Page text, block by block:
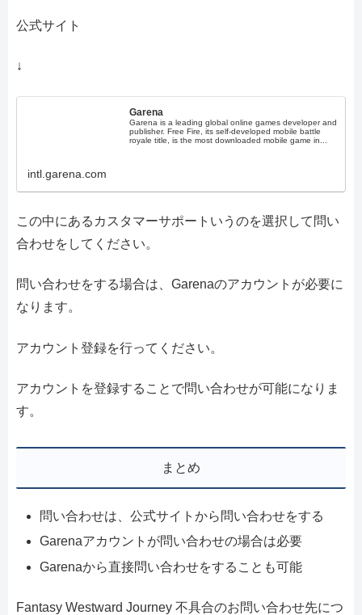
公式サイト
↓
Garena
Garena is a leading global online games developer and
publisher. Free Fire, its self-developed mobile battle
royale title, is the most downloaded mobile game in...
intl.garena.com
この中にあるカスタマーサポートいうのを選択して問い
合わせをしてください。
問い合わせをする場合は、Garenaのアカウントが必要に
なります。
アカウント登録を行ってください。
アカウントを登録することで問い合わせが可能になりま
す。
まとめ
問い合わせは、公式サイトから問い合わせをする
Garenaアカウントが問い合わせの場合は必要
Garenaから直接問い合わせをすることも可能
Fantasy Westward Journey 不具合のお問い合わせ先につ